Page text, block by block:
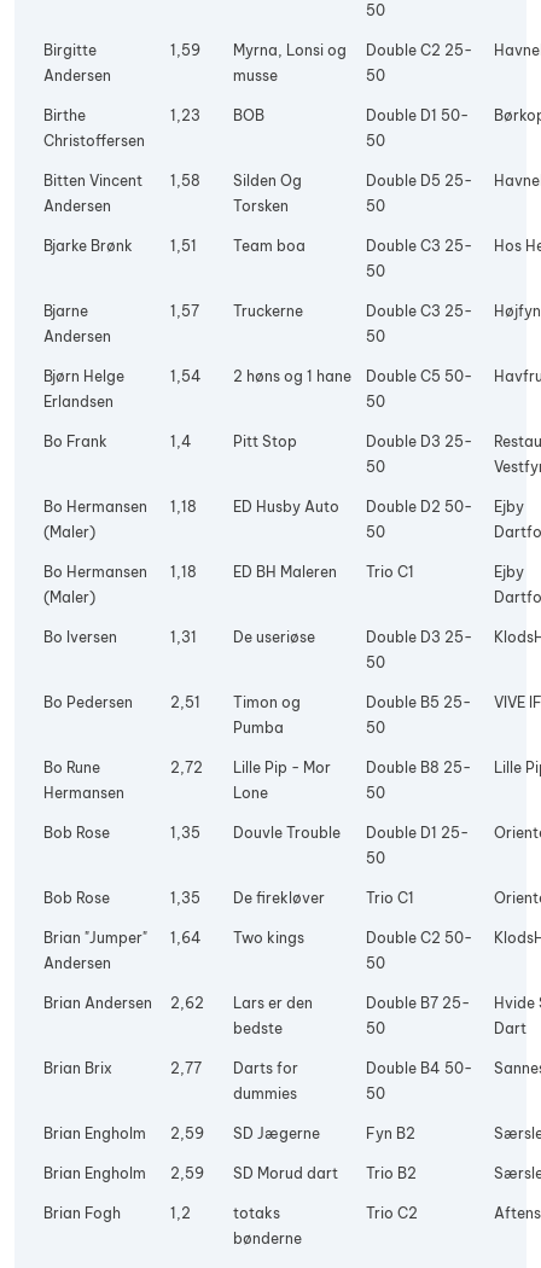
50
Birgitte
Andersen
1,59
Myrna, Lonsi og
musse
Double C2 25-
50
Birthe
Christoffersen
1,23 BOB
Double D1 50-
50
Bitten Vincent
Andersen
1,58
Silden Og
Torsken
Double D5 25-
50
Bjarke Brønk 1,51 Team boa
Double C3 25-
50
Hos
Bjarne
Andersen
1,57 Truckerne
Double C3 25-
50
Bjørn Helge
Erlandsen
1,54 2 høns og 1 hane
Double C5 50-
50
Bo Frank 1,4 Pitt Stop
Double D3 25-
50
Bo Hermansen
(Maler)
1,18 ED Husby Auto
Double D2 50-
50
Ejby
Bo Hermansen
(Maler)
1,18 ED BH Maleren Trio C1
Ejby
Bo Iversen 1,31 De useriøse
Double D3 25-
50
Bo Pedersen 2,51
Timon og
Pumba
Double B5 25-
50
VIVE IF
Bo Rune
Hermansen
2,72
Lille Pip - Mor
Lone
Double B8 25-
50
Lille
Bob Rose 1,35 Douvle Trouble
Double D1 25-
50
Bob Rose 1,35 De firekløver Trio C1
Brian "Jumper"
Andersen
1,64 Two kings
Double C2 50-
50
Brian Andersen 2,62
Lars er den
bedste
Double B7 25-
50
Hvide
Dart
Brian Brix 2,77
Darts for
dummies
Double B4 50-
50
Brian Engholm 2,59 SD Jægerne Fyn B2
Brian Engholm 2,59 SD Morud dart Trio B2
Brian Fogh 1,2
totaks
bønderne
Trio C2